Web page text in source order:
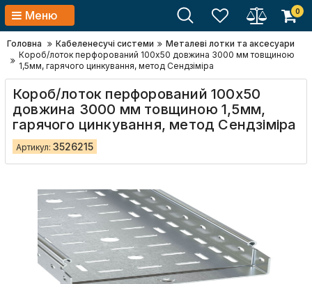
Меню 0
Головна Кабеленесучі системи
Металеві лотки та аксесуари
Короб/лоток перфорований 100х50 довжина 3000 мм товщиною
1,5мм, гарячого цинкування, метод Сендзіміра
Короб/лоток перфорований 100х50
довжина 3000 мм товщиною 1,5мм,
гарячого цинкування, метод Сендзіміра
Артикул: 3526215